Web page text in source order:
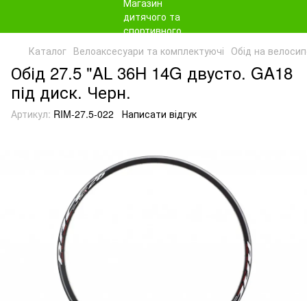
Каталог Велоаксесуари та комплектуючі Обід на
Обід 27.5 "AL 36H 14G двусто. GA18
під диск. Черн.
Артикул: RIM-27.5-022 Написати відгук